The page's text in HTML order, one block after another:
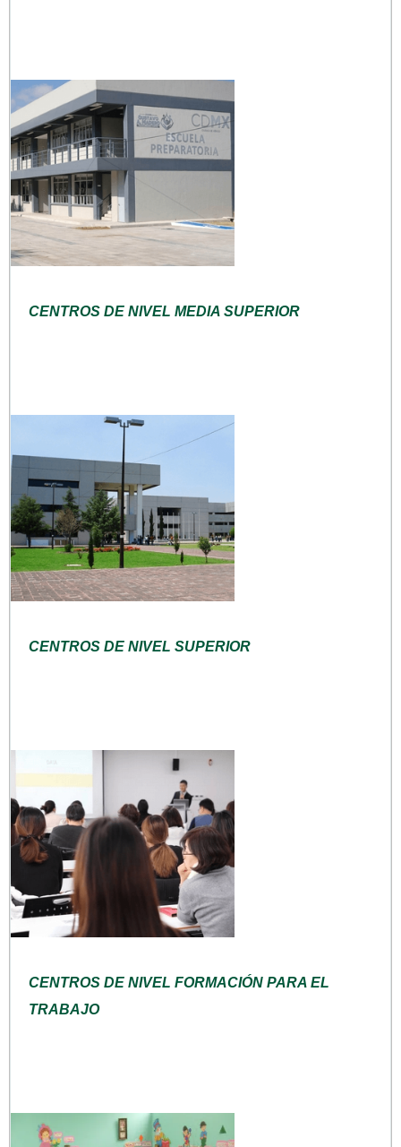
CENTROS DE NIVEL MEDIA SUPERIOR
CENTROS DE NIVEL SUPERIOR
CENTROS DE NIVEL FORMACIÓN PARA EL
TRABAJO